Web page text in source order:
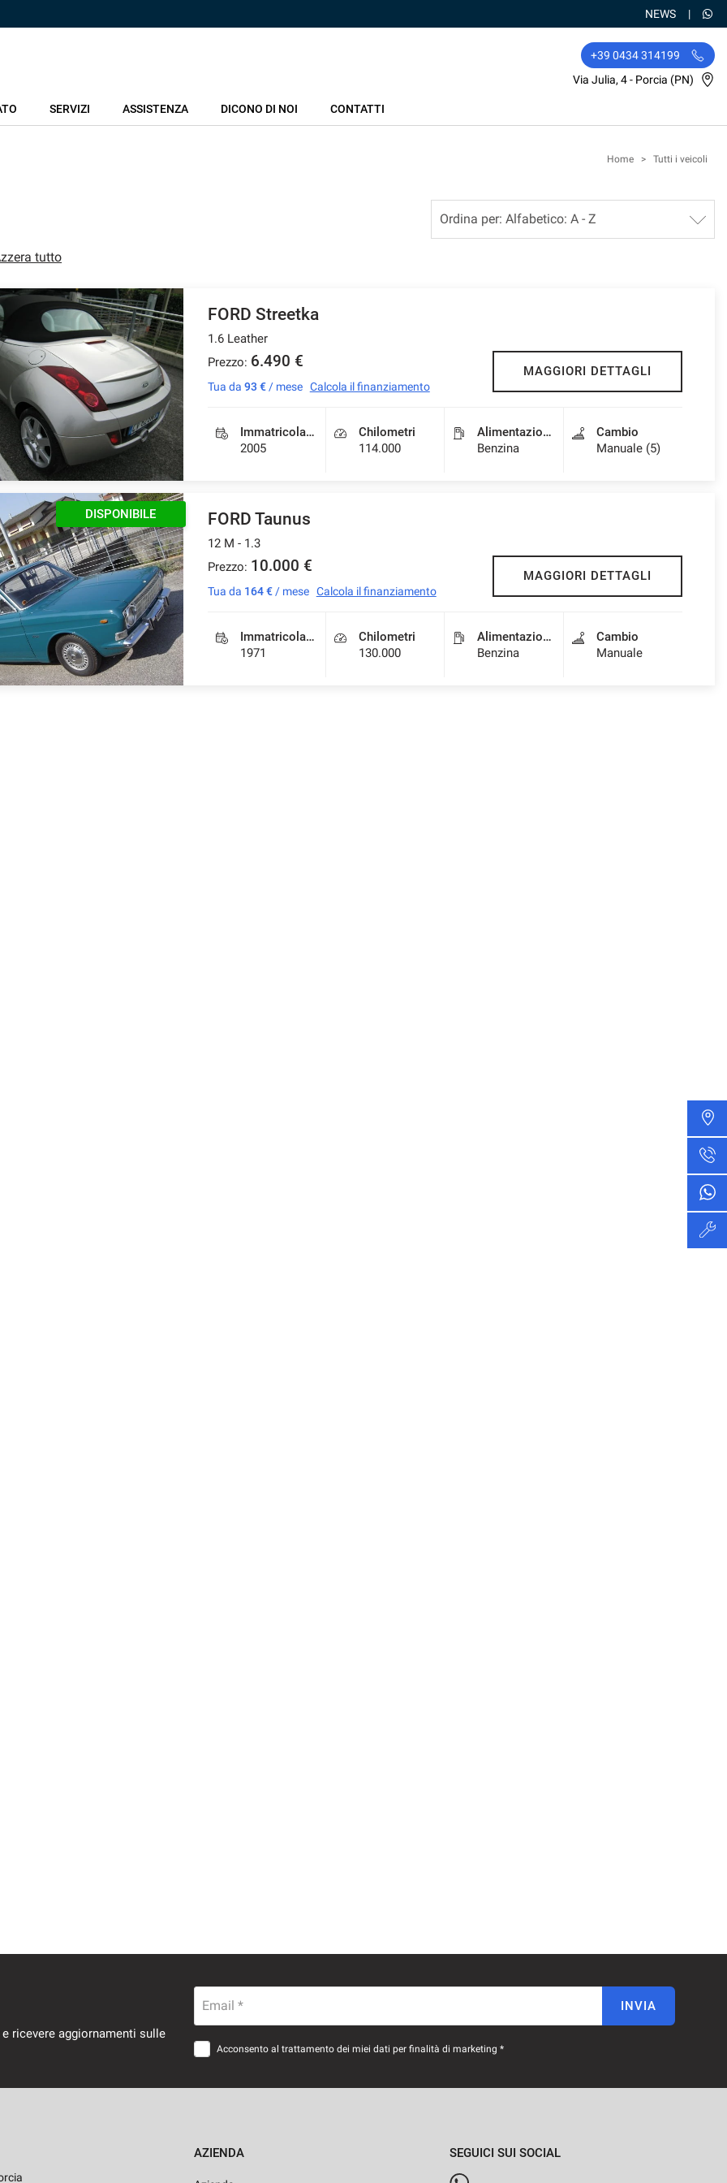
NEWS
+39 0434 314199
Via Julia, 4 - Porcia (PN)
SERVIZI ASSISTENZA DICONO DI NOI CONTATTI
Home > Tutti i veicoli
tutto
FORD Streetka
1.6 Leather
Prezzo: 6.490 €
Tua da 93 €/ mese Calcola il finanziamento
MAGGIORI DETTAGLI
Immatricolazione
2005
Chilometri
114.000
Alimentazione
Benzina
Cambio
Manuale (5)
DISPONIBILE FORD Taunus
12 M - 1.3
Prezzo: 10.000 €
Tua da 164 €/ mese Calcola il finanziamento
MAGGIORI DETTAGLI
Immatricolazione
1971
Chilometri
130.000
Alimentazione
Benzina
Cambio
Manuale
ricevere aggiornamenti sulle
Email * INVIA
Acconsento al trattamento dei miei dati per finalità di marketing *
AZIENDA SEGUICI SUI SOCIAL